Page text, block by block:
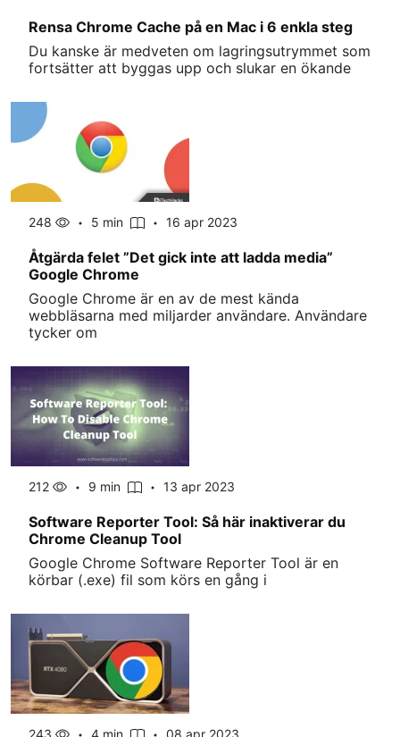
Rensa Chrome Cache på en Mac i 6 enkla steg
Du kanske är medveten om lagringsutrymmet som
fortsätter att byggas upp och slukar en ökande
248 5 min 16 apr 2023
Åtgärda felet ”Det gick inte att ladda media”
Google Chrome
Google Chrome är en av de mest kända
webbläsarna med miljarder användare. Användare
tycker om
212 9 min 13 apr 2023
Software Reporter Tool: Så här inaktiverar du
Chrome Cleanup Tool
Google Chrome Software Reporter Tool är en
körbar (.exe) fil som körs en gång i
243 4 min 08 apr 2023